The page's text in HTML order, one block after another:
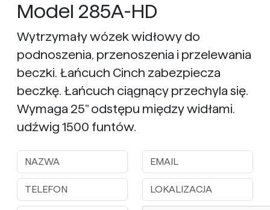
Model 285A-HD
Wytrzymały wózek widłowy do
podnoszenia, przenoszenia i przelewania
beczki. Łańcuch Cinch zabezpiecza
beczkę. Łańcuch ciągnący przechyla się.
Wymaga 25" odstępu między widłami.
udźwig 1500 funtów.